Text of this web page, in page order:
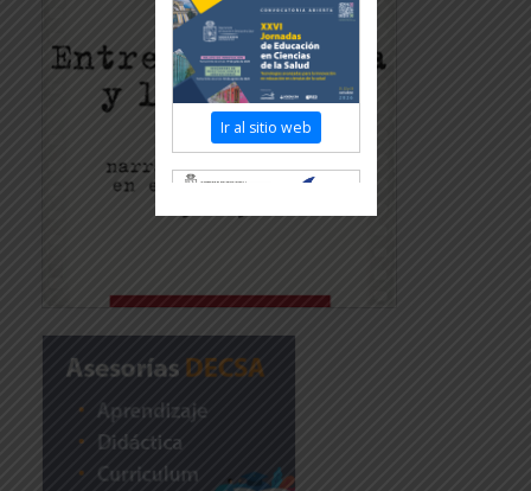
Ir al sitio web
Revisar más información